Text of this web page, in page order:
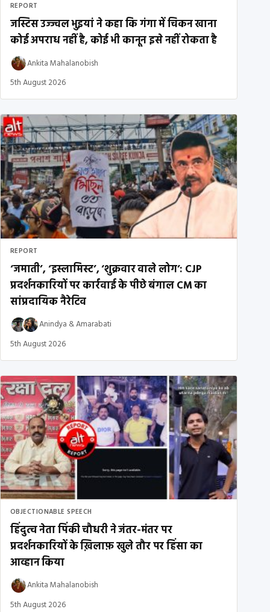
REPORT
जस्टिस उज्ज्वल भुइयां ने कहा कि गंगा में चिकन खाना
कोई अपराध नहीं है, कोई भी कानून इसे नहीं रोकता है
Ankita Mahalanobish
5th August 2026
REPORT
‘जमाती’, ‘इस्लामिस्ट’, ‘शुक्रवार वाले लोग’: CJP
प्रदर्शनकारियों पर कार्रवाई के पीछे बंगाल CM का
सांप्रदायिक नैरेटिव
Anindya &Amarabati
5th August 2026
OBJECTIONABLE SPEECH
हिंदुत्व नेता पिंकी चौधरी ने जंतर-मंतर पर
प्रदर्शनकारियों के ख़िलाफ़ खुले तौर पर हिंसा का
आव्हान किया
Ankita Mahalanobish
5th August 2026